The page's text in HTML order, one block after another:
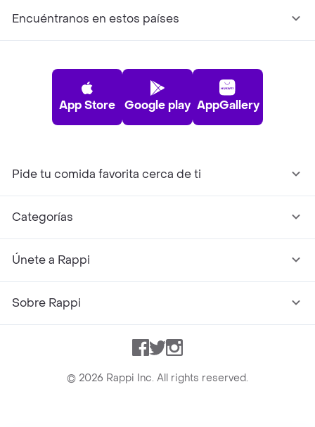
Encuéntranos en estos países
App Store Google play AppGallery
Pide tu comida favorita cerca de ti
Categorías
Únete a Rappi
Sobre Rappi
Facebook
TwitterInstagram
© 2026 Rappi Inc. All rights reserved.